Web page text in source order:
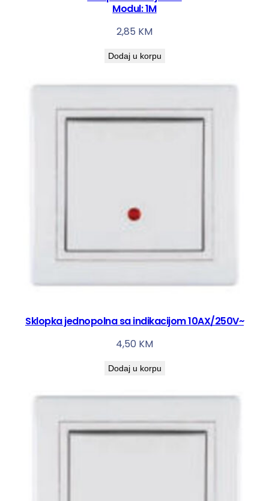
Modul: 1M
2,85 KM
Dodaj u korpu
Sklopka jednopolna sa indikacijom 10AX/250V~
4,50 KM
Dodaj u korpu